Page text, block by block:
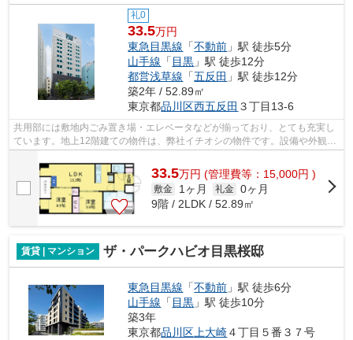
礼0
33.5万円
東急目黒線 「不動前 」駅 徒歩5分
山手線 「 目黒 」駅 徒歩12分
都営浅草線 「五反田 」駅 徒歩12分
築2年 / 52.89㎡
東京都品川区西五反田 ３丁目13-6
共用部には敷地内ごみ置き場・エレベータなどが揃っており、とても充実し
ています。地上12階建ての物件は、弊社イチオシの物件です。設備や外観が
33.5万円 (管理費等：15,000円 )
敷金 1ヶ月 礼金 0ヶ月
9階 / 2LDK / 52.89㎡
賃貸 | マンション ザ・パークハビオ目黒桜邸
東急目黒線 「不動前 」駅 徒歩6分
山手線 「 目黒 」駅 徒歩10分
築3年
東京都品川区上大崎４丁目５番３７号